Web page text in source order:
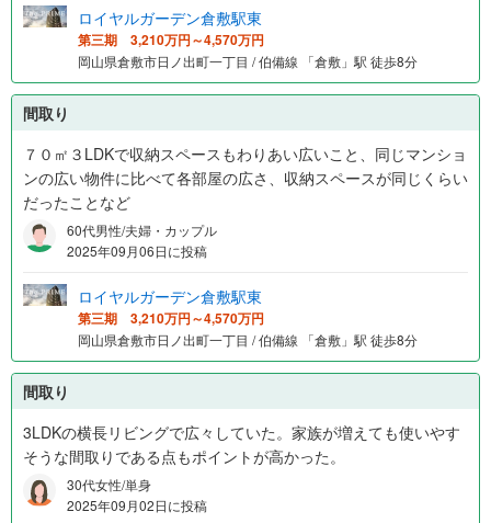
ロイヤルガーデン倉敷駅東
第三期 3,210万円～4,570万円
岡山県倉敷市日ノ出町一丁目 / 伯備線 「倉敷」駅 徒歩8分
間取り
７０㎡３LDKで収納スペースもわりあい広いこと、同じマンショ
ンの広い物件に比べて各部屋の広さ、収納スペースが同じくらい
だったことなど
60代男性/夫婦・カップル
2025年09月06日に投稿
ロイヤルガーデン倉敷駅東
第三期 3,210万円～4,570万円
岡山県倉敷市日ノ出町一丁目 / 伯備線 「倉敷」駅 徒歩8分
間取り
3LDKの横長リビングで広々していた。家族が増えても使いやす
そうな間取りである点もポイントが高かった。
30代女性/単身
2025年09月02日に投稿